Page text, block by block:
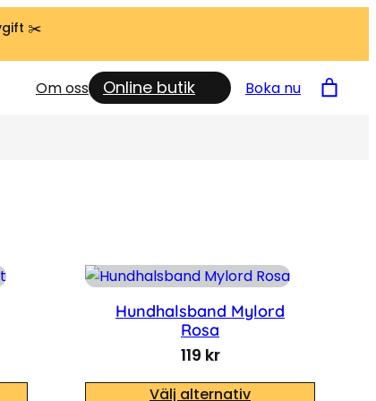
✂️
Om oss Online butik Boka nu
Hundhalsband Mylord
Rosa
119 kr
Välj alternativ